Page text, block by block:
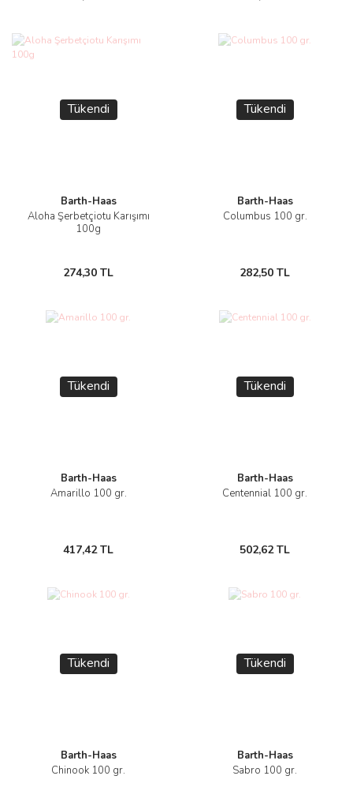
Tükendi
Barth-Haas
Aloha Şerbetçiotu Karışımı
100g
274,30 TL
Tükendi
Barth-Haas
Columbus 100 gr.
282,50 TL
Tükendi
Barth-Haas
Amarillo 100 gr.
417,42 TL
Tükendi
Barth-Haas
Centennial 100 gr.
502,62 TL
Tükendi
Barth-Haas
Chinook 100 gr.
Tükendi
Barth-Haas
Sabro 100 gr.